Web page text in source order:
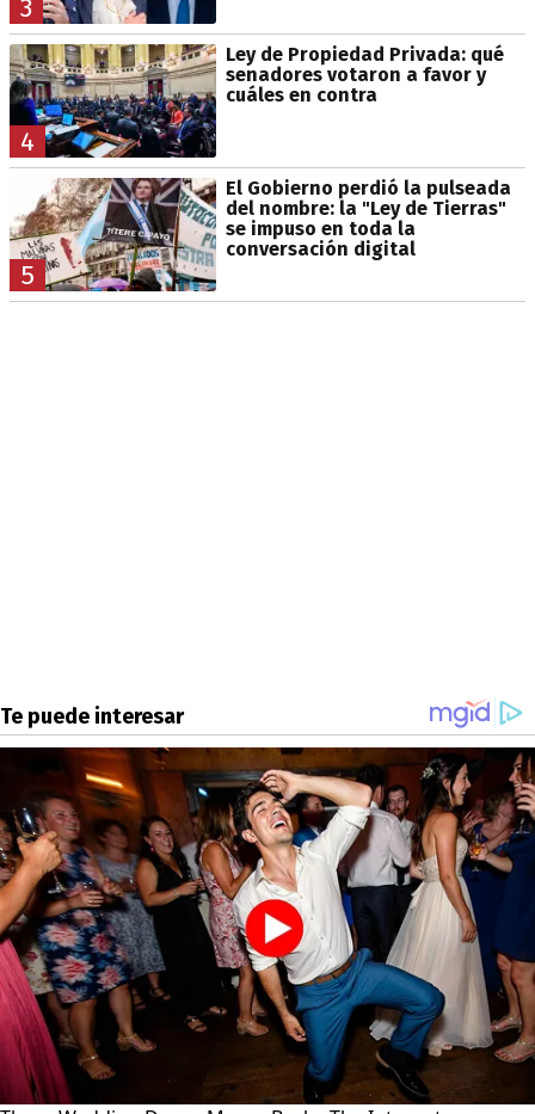
3
4
Ley de Propiedad Privada: qué
senadores votaron a favor y
cuáles en contra
5
El Gobierno perdió la pulseada
del nombre: la "Ley de Tierras"
se impuso en toda la
conversación digital